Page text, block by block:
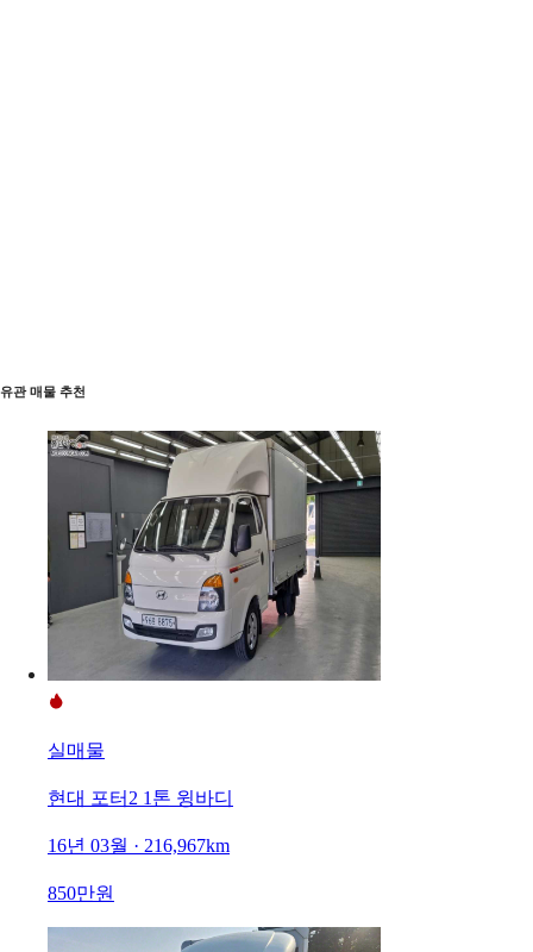
유관 매물 추천
실매물
현대 포터2 1톤 윙바디
16년 03월 · 216,967km
850만원